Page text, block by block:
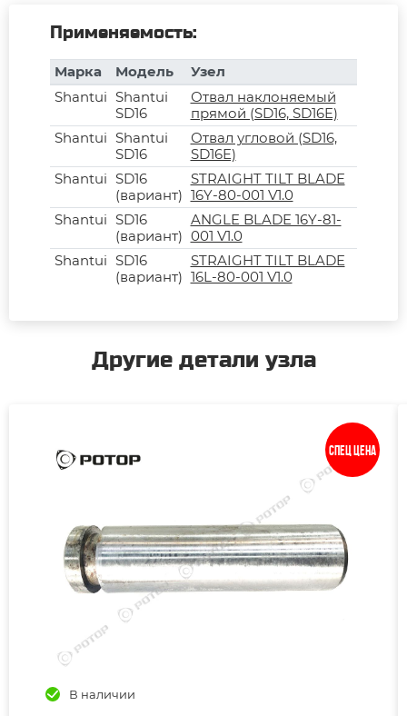
Применяемость:
Марка Модель
Узел
Shantui Shantui
SD16
Отвал наклоняемый
прямой (SD16, SD16E)
Shantui Shantui
SD16
Отвал угловой (SD16,
SD16E)
Shantui SD16
(вариант)
STRAIGHT TILT BLADE
16Y-80-001 V1.0
Shantui SD16
(вариант)
ANGLE BLADE 16Y-81-
001 V1.0
Shantui SD16
(вариант)
STRAIGHT TILT BLADE
16L-80-001 V1.0
Другие детали узла
Спец цена
В наличии